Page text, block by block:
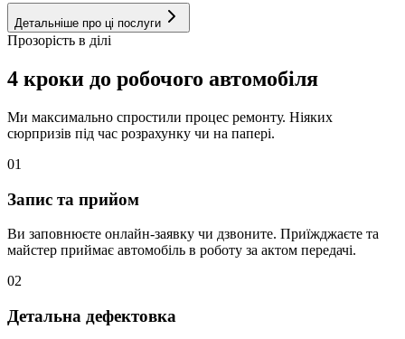
Детальніше про ці послуги
Прозорість в ділі
4 кроки до робочого автомобіля
Ми максимально спростили процес ремонту. Ніяких
сюрпризів під час розрахунку чи на папері.
01
Запис та прийом
Ви заповнюєте онлайн-заявку чи дзвоните. Приїжджаєте та
майстер приймає автомобіль в роботу за актом передачі.
02
Детальна дефектовка